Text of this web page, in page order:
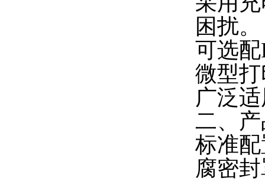
困扰。
可选
微型
广泛
二、
标准
腐密